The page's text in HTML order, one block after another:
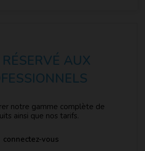
AUX
notre gamme complète de
ainsi que nos tarifs.
connectez-vous